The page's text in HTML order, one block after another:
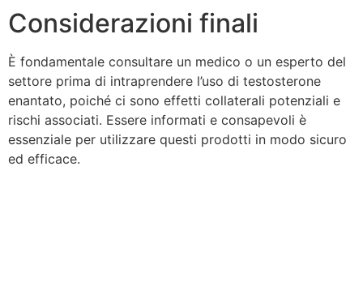
Considerazioni finali
È fondamentale consultare un medico o un esperto del
settore prima di intraprendere l’uso di testosterone
enantato, poiché ci sono effetti collaterali potenziali e
rischi associati. Essere informati e consapevoli è
essenziale per utilizzare questi prodotti in modo sicuro
ed efficace.